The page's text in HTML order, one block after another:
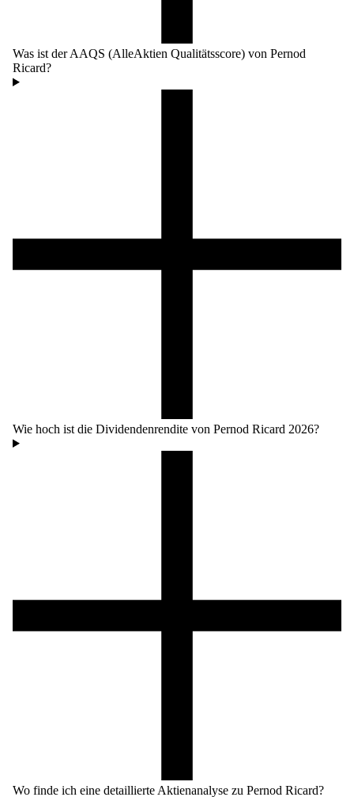
Was ist der AAQS (AlleAktien Qualitätsscore) von Pernod
Ricard?
Wie hoch ist die Dividendenrendite von Pernod Ricard 2026?
Wo finde ich eine detaillierte Aktienanalyse zu Pernod Ricard?